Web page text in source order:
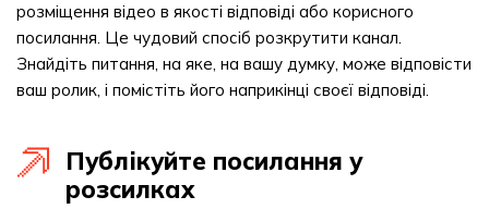
розміщення відео в якості відповіді або корисного
посилання. Це чудовий спосіб розкрутити канал.
Знайдіть питання, на яке, на вашу думку, може відповісти
ваш ролик, і помістіть його наприкінці своєї відповіді.
Публікуйте посилання у
розсилках